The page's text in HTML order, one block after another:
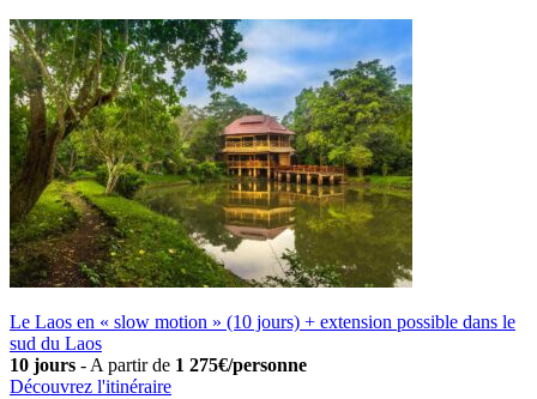
Le Laos en « slow motion » (10 jours) + extension possible dans le
sud du Laos
10 jours - A partir de 1 275€/personne
Découvrez l'itinéraire